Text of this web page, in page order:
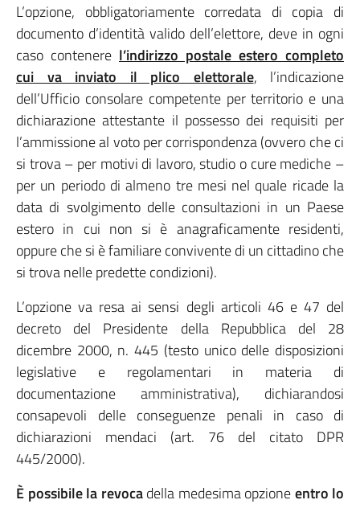
L’opzione, obbligatoriamente corredata di copia di
documento d’identità valido dell’elettore, deve in ogni
caso contenere l’indirizzo postale estero completo
cui va inviato il plico elettorale, l’indicazione
dell’Ufficio consolare competente per territorio e una
dichiarazione attestante il possesso dei requisiti per
l’ammissione al voto per corrispondenza (ovvero che ci
si trova – per motivi di lavoro, studio o cure mediche –
per un periodo di almeno tre mesi nel quale ricade la
data di svolgimento delle consultazioni in un Paese
estero in cui non si è anagraficamente residenti,
oppure che si è familiare convivente di un cittadino che
si trova nelle predette condizioni).
L’opzione va resa ai sensi degli articoli 46 e 47 del
decreto del Presidente della Repubblica del 28
dicembre 2000, n. 445 (testo unico delle disposizioni
legislative e regolamentari in materia di
documentazione amministrativa), dichiarandosi
consapevoli delle conseguenze penali in caso di
dichiarazioni mendaci (art. 76 del citato DPR
445/2000).
È possibile la revocadella medesima opzioneentro lo